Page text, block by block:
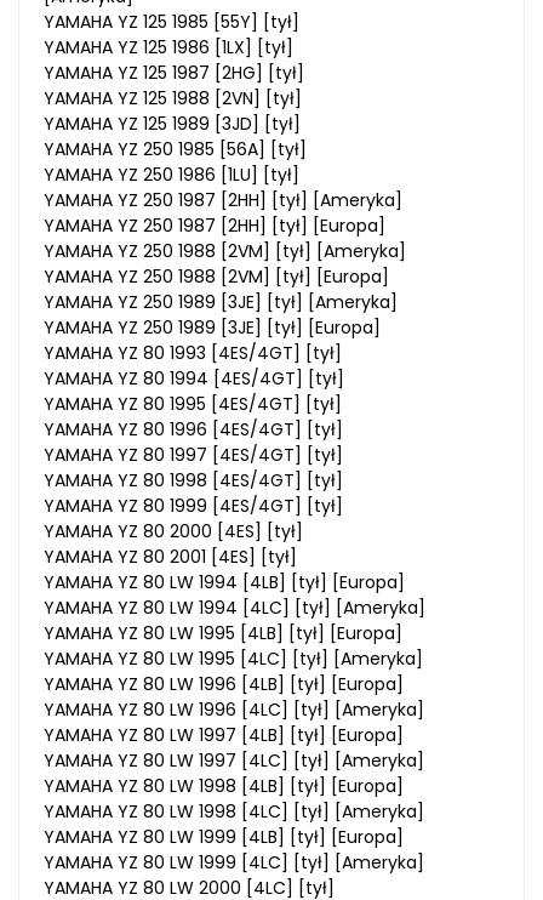
YAMAHA YZ 125 1985 [55Y] [tył]
YAMAHA YZ 125 1986 [1LX] [tył]
YAMAHA YZ 125 1987 [2HG] [tył]
YAMAHA YZ 125 1988 [2VN] [tył]
YAMAHA YZ 125 1989 [3JD] [tył]
YAMAHA YZ 250 1985 [56A] [tył]
YAMAHA YZ 250 1986 [1LU] [tył]
YAMAHA YZ 250 1987 [2HH] [tył] [Ameryka]
YAMAHA YZ 250 1987 [2HH] [tył] [Europa]
YAMAHA YZ 250 1988 [2VM] [tył] [Ameryka]
YAMAHA YZ 250 1988 [2VM] [tył] [Europa]
YAMAHA YZ 250 1989 [3JE] [tył] [Ameryka]
YAMAHA YZ 250 1989 [3JE] [tył] [Europa]
YAMAHA YZ 80 1993 [4ES/4GT] [tył]
YAMAHA YZ 80 1994 [4ES/4GT] [tył]
YAMAHA YZ 80 1995 [4ES/4GT] [tył]
YAMAHA YZ 80 1996 [4ES/4GT] [tył]
YAMAHA YZ 80 1997 [4ES/4GT] [tył]
YAMAHA YZ 80 1998 [4ES/4GT] [tył]
YAMAHA YZ 80 1999 [4ES/4GT] [tył]
YAMAHA YZ 80 2000 [4ES] [tył]
YAMAHA YZ 80 2001 [4ES] [tył]
YAMAHA YZ 80 LW 1994 [4LB] [tył] [Europa]
YAMAHA YZ 80 LW 1994 [4LC] [tył] [Ameryka]
YAMAHA YZ 80 LW 1995 [4LB] [tył] [Europa]
YAMAHA YZ 80 LW 1995 [4LC] [tył] [Ameryka]
YAMAHA YZ 80 LW 1996 [4LB] [tył] [Europa]
YAMAHA YZ 80 LW 1996 [4LC] [tył] [Ameryka]
YAMAHA YZ 80 LW 1997 [4LB] [tył] [Europa]
YAMAHA YZ 80 LW 1997 [4LC] [tył] [Ameryka]
YAMAHA YZ 80 LW 1998 [4LB] [tył] [Europa]
YAMAHA YZ 80 LW 1998 [4LC] [tył] [Ameryka]
YAMAHA YZ 80 LW 1999 [4LB] [tył] [Europa]
YAMAHA YZ 80 LW 1999 [4LC] [tył] [Ameryka]
YAMAHA YZ 80 LW 2000 [4LC] [tył]